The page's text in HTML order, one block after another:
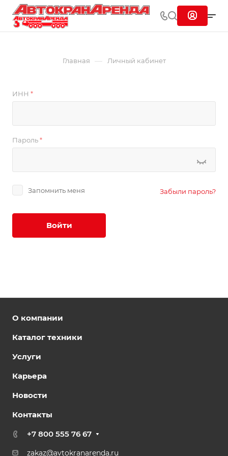
Главная — Личный кабинет
ИНН *
Пароль*
Запомнить меня Забыли пароль?
Войти
О компании
Каталог техники
Услуги
Карьера
Новости
Контакты
+7 800 555 76 67
zakaz@avtokranarenda.ru